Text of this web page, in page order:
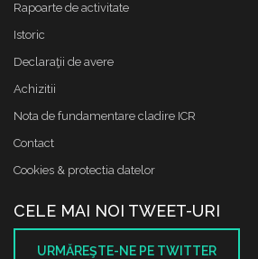
Rapoarte de activitate
Istoric
Declaraţii de avere
Achizitii
Nota de fundamentare cladire ICR
Contact
Cookies & protectia datelor
CELE MAI NOI TWEET-URI
URMĂREŞTE-NE PE TWITTER